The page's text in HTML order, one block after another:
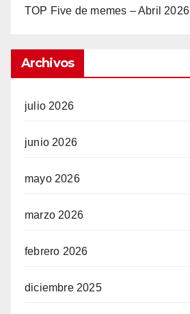
TOP Five de memes – Abril 2026
Archivos
julio 2026
junio 2026
mayo 2026
marzo 2026
febrero 2026
diciembre 2025